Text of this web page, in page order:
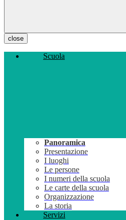
close
Scuola
Panoramica
Presentazione
I luoghi
Le persone
I numeri della scuola
Le carte della scuola
Organizzazione
La storia
Servizi